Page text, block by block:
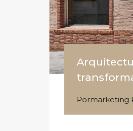
Pormarketing